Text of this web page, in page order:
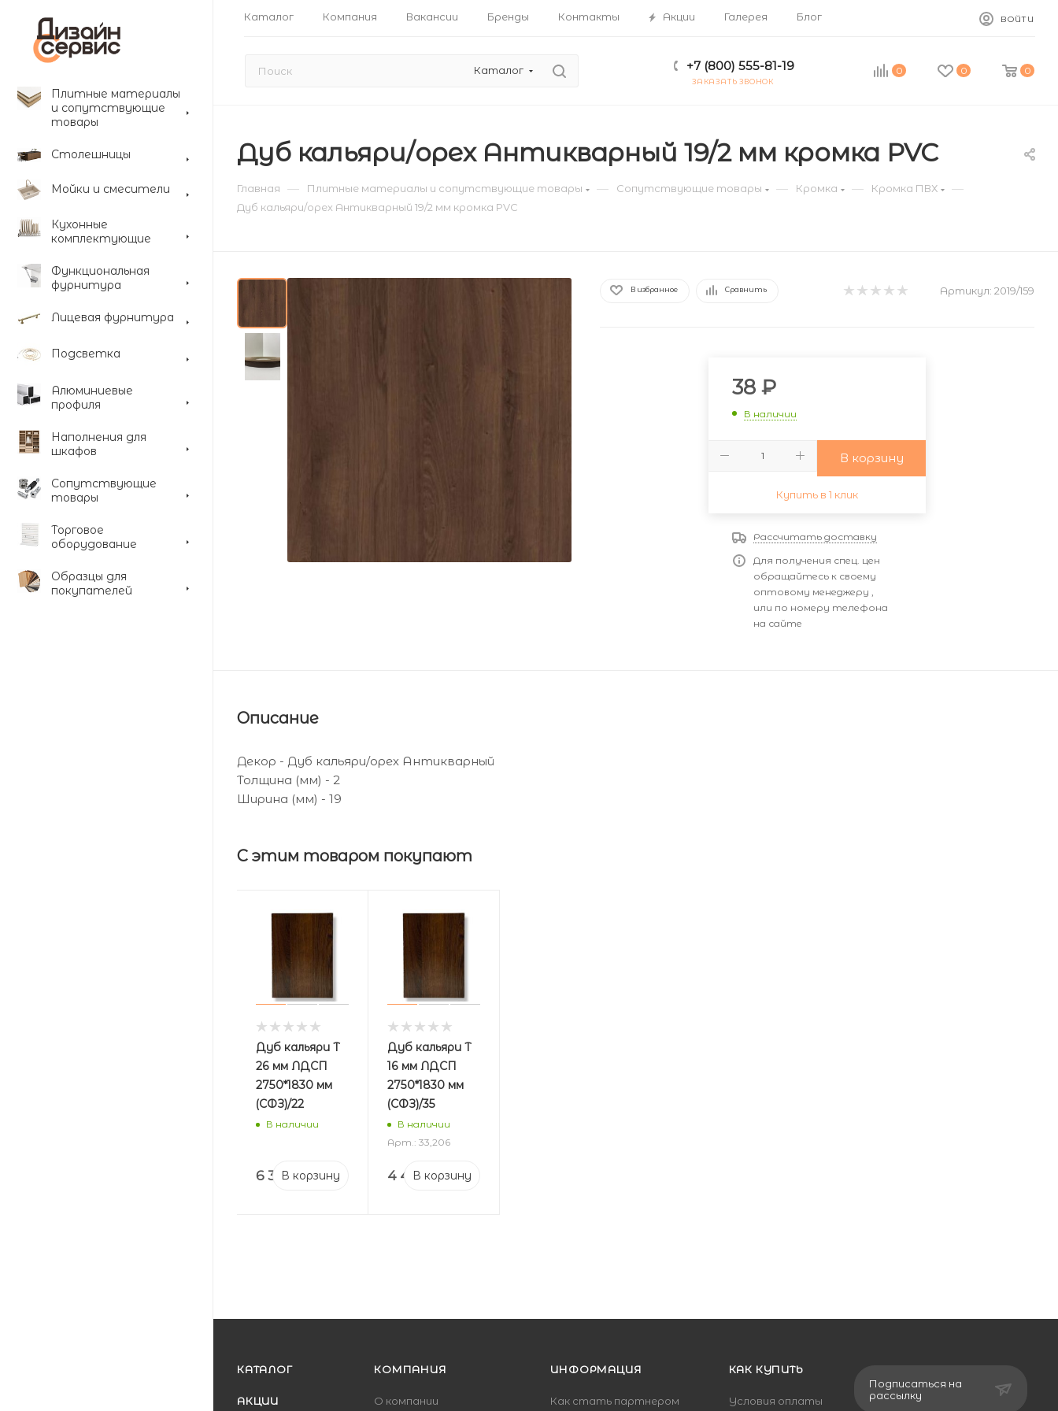
Каталог Компания Вакансии Бренды Контакты Акции Галерея Блог ВОЙТИ
Каталог +7 (800) 555-81-19
ЗАКАЗАТЬ ЗВОНОК
0 0 0
Плитные материалы
и сопутствующие
товары
Столешницы
Мойки и смесители
Кухонные
комплектующие
Функциональная
фурнитура
Лицевая фурнитура
Подсветка
Алюминиевые
профиля
Наполнения для
шкафов
Сопутствующие
товары
Торговое
оборудование
Образцы для
покупателей
Дуб кальяри/орех Антикварный 19/2 мм кромка PVC
Главная — Плитные материалы и сопутствующие товары — Сопутствующие товары — Кромка — Кромка ПВХ —
Дуб кальяри/орех Антикварный 19/2 мм кромка PVC
В избранное Сравнить Артикул: 2019/159
38 ₽
В наличии
В корзину
Купить в 1 клик
Рассчитать доставку
Для получения спец. цен
обращайтесь к своему
оптовому менеджеру ,
или по номеру телефона
на сайте
Описание
Декор - Дуб кальяри/орех Антикварный
Толщина (мм) - 2
Ширина (мм) - 19
С этим товаром покупают
Дуб кальяри Т
26 мм ЛДСП
2750*1830 мм
(СФЗ)/22
В наличии
6 394 ₽
В корзину
Дуб кальяри Т
16 мм ЛДСП
2750*1830 мм
(СФЗ)/35
В наличии
Арт.: 33,206
4 405₽
В корзину
КАТАЛОГ
АКЦИИ
КОМПАНИЯ
О компании
ИНФОРМАЦИЯ
Как стать партнером
КАК КУПИТЬ
Условия оплаты
Подписаться на
рассылку